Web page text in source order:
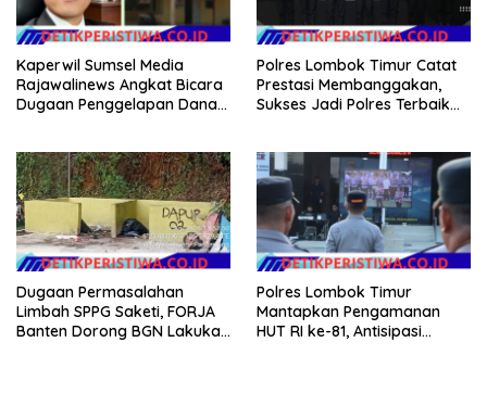
Kaperwil Sumsel Media
Rajawalinews Angkat Bicara
Dugaan Penggelapan Dana
Hilang 3 Bulan Bawa
Anggaran Pembangunan
Polres Lombok Timur Catat
Prestasi Membanggakan,
Sukses Jadi Polres Terbaik
Dugaan Permasalahan
Limbah SPPG Saketi, FORJA
Banten Dorong BGN Lakukan
Polres Lombok Timur
Mantapkan Pengamanan
HUT RI ke-81, Antisipasi